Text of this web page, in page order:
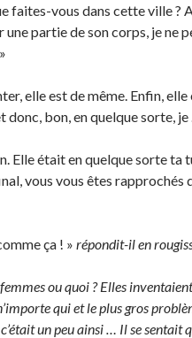
faites-vous dans cette ville ?
une partie de son corps, je ne
elle est de même. Enfin,
donc, bon, en quelque sorte, je
Elle était en quelque sorte ta
vous vous êtes rapprochés
ça ! » répondit-il en
ou quoi ? Elles
qui et le plus gros
un peu ainsi … Il se sentait